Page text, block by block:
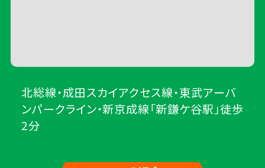
北総線・成田スカイアクセス線・東武アーバ
ンパークライン・新京成線「新鎌ケ谷駅」徒歩
2分